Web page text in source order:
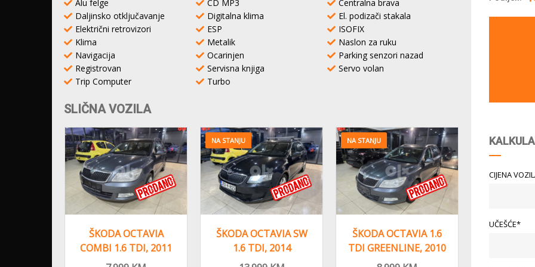
Alu felge
CD MP3
Centralna brava
Daljinsko otključavanje
Digitalna klima
El. podizači stakala
Električni retrovizori
ESP
ISOFIX
Klima
Metalik
Naslon za ruku
Navigacija
Ocarinjen
Parking senzori nazad
Registrovan
Servisna knjiga
Servo volan
Trip Computer
Turbo
SLIČNA VOZILA
ŠKODA OCTAVIA
COMBI 1.6 TDI, 2011
GOD,
NA STANJU
ŠKODA OCTAVIA SW
1.6 TDI, 2014
GODINA,
NA STANJU
ŠKODA OCTAVIA 1.6
TDI GREENLINE, 2010
GOD, NAVIGACIJA
CIJENA
UČEŠĆE*